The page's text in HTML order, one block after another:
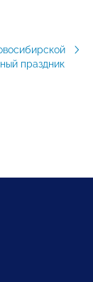
праздник